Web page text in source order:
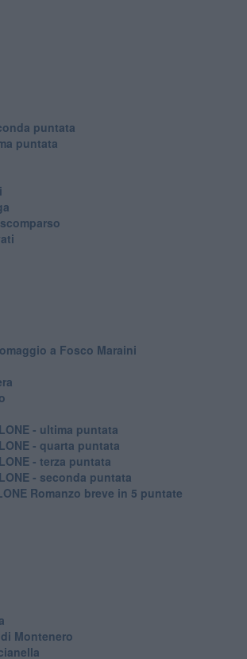
puntata
puntata
a Fosco Maraini
- ultima puntata
- quarta puntata
- terza puntata
- seconda puntata
Romanzo breve in 5 puntate
Montenero